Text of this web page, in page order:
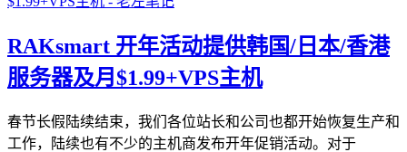
RAKsmart 开年活动提供韩国/日本/香港
服务器及月$1.99+VPS主机
春节长假陆续结束，我们各位站长和公司也都开始恢复生产和
工作，陆续也有不少的主机商发布开年促销活动。对于